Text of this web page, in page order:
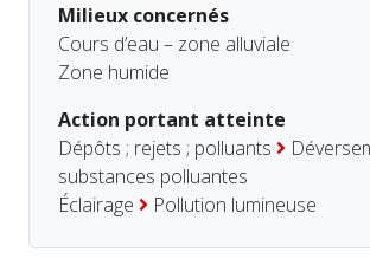
Milieux concernés
Cours d’eau – zone alluviale
Zone humide
Action portant atteinte
Dépôts ; rejets ; polluants
substances polluantes
Éclairage
Pollution lumineuse